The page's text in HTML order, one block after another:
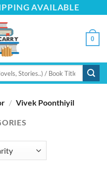
AVAILABLE
0
/ Vivek Poonthiyil